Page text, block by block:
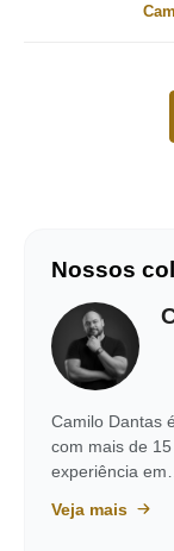
Por
Nossos
Camilo Dantas
com mais de
experiência em…
Veja mais